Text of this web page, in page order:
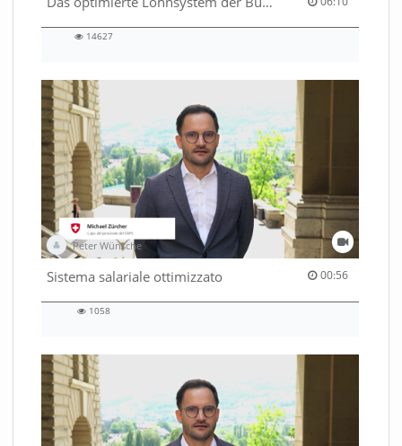
14627
Peter Wünsche
Sistema salariale ottimizzato 00:56
00:56 duration
1058